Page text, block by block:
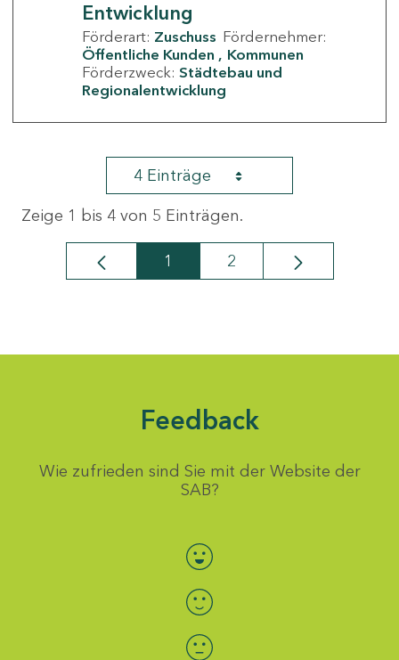
Entwicklung
Förderart: Zuschuss Fördernehmer:
Öffentliche Kunden
Kommunen
Förderzweck: Städtebau und
Regionalentwicklung
4 Einträge
Zeige 1 bis 4 von 5 Einträgen.
Seite
1 Seite
2
Feedback
Wie zufrieden sind Sie mit der Website der
SAB?
Bewertung auswählen